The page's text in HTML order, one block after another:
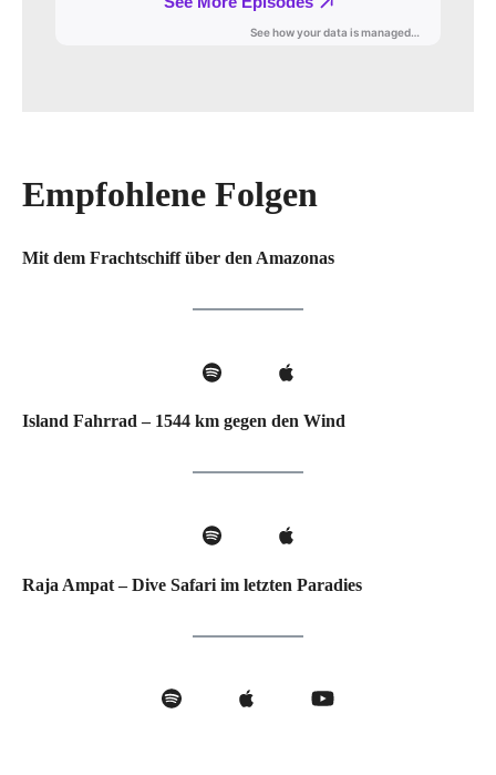
Empfohlene Folgen
Mit dem Frachtschiff über den Amazonas
Island Fahrrad – 1544 km gegen den Wind
Raja Ampat – Dive Safari im letzten Paradies